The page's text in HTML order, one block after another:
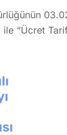
ile “Ücret